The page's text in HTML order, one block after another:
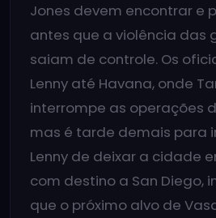
Jones devem encontrar e
antes que a violência das
saiam de controle. Os
Lenny até Havana, onde
interrompe as operações
mas é tarde demais para
Lenny de deixar a cidade
com destino a San Diego,
que o próximo alvo de